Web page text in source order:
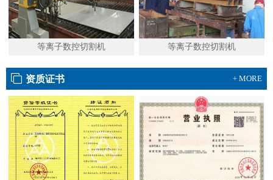
等离子数控切割机 等离子数控切割机
资质证书 + MORE